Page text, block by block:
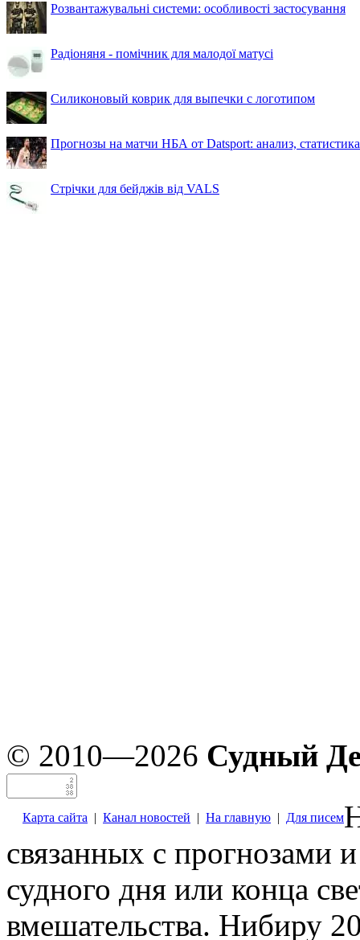
Розвантажувальні системи: особливості застосування
Радіоняня - помічник для малодої матусі
Силиконовый коврик для выпечки с логотипом
Прогнозы на матчи НБА от Datsport: анализ,
Стрічки для бейджів від VALS
© 2010—2026 Судный
Карта сайта | Канал новостей | На главную | Для писем
связанных с прогнозами
судного дня или конца
вмешательства. Нибиру